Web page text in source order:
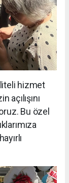
hizmet
açılışını
Bu özel